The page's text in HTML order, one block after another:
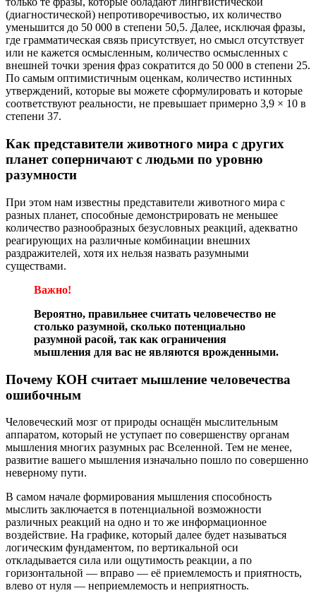
(диагностической) непротиворечивостью, их количество
уменьшится до 50 000 в степени 50,5. Далее, исключая фразы,
где грамматическая связь присутствует, но смысл отсутствует
или не кажется осмысленным, количество осмысленных с
внешней точки зрения фраз сократится до 50 000 в степени 25.
По самым оптимистичным оценкам, количество истинных
утверждений, которые вы можете сформулировать и которые
соответствуют реальности, не превышает примерно 3,9 × 10 в
степени 37.
Как представители животного мира с других
планет соперничают с людьми по уровню
разумности
При этом нам известны представители животного мира с
разных планет, способные демонстрировать не меньшее
количество разнообразных безусловных реакций, адекватно
реагирующих на различные комбинации внешних
раздражителей, хотя их нельзя назвать разумными
существами.
Важно!
Вероятно, правильнее считать человечество не
столько разумной, сколько потенциально
разумной расой, так как ограничения
мышления для вас не являются врожденными.
Почему КОН считает мышление человечества
ошибочным
Человеческий мозг от природы оснащён мыслительным
аппаратом, который не уступает по совершенству органам
мышления многих разумных рас Вселенной. Тем не менее,
развитие вашего мышления изначально пошло по совершенно
неверному пути.
В самом начале формирования мышления способность
мыслить заключается в потенциальной возможности
различных реакций на одно и то же информационное
воздействие. На графике, который далее будет называться
логическим фундаментом, по вертикальной оси
откладывается сила или ощутимость реакции, а по
горизонтальной — вправо — её приемлемость и приятность,
влево от нуля — неприемлемость и неприятность.